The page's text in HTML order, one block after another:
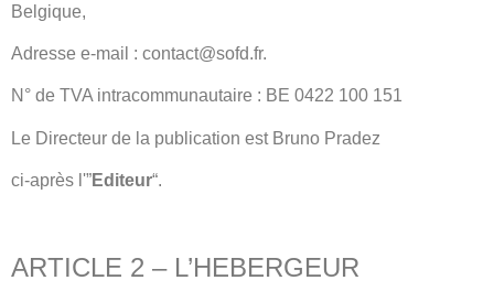
Belgique,
Adresse e-mail : contact@sofd.fr.
N° de TVA intracommunautaire : BE 0422 100 151
Le Directeur de la publication est Bruno Pradez
ci-après l'”Editeur“.
ARTICLE 2 – L’HEBERGEUR